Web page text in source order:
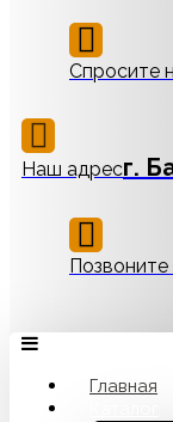
Спросите
Наш адресг.
Позвоните
Главная